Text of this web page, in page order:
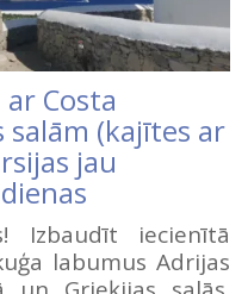
Costa
salām (kajītes ar
jau
Izbaudīt iecienītā
labumus Adrijas